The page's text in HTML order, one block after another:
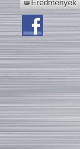
Eredmények